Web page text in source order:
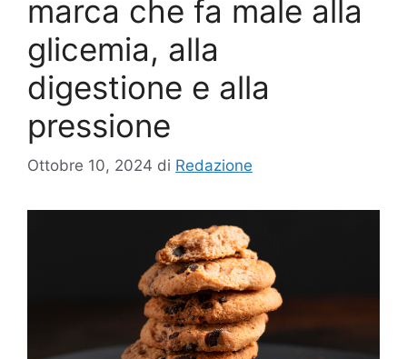
marca che fa male alla
glicemia, alla
digestione e alla
pressione
Ottobre 10, 2024 di Redazione